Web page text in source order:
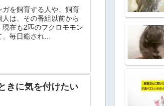
を飼育する人や、飼育
は、その番組以前から
在も2匹のフクロモモン
毎日癒され...
きに気を付けたい